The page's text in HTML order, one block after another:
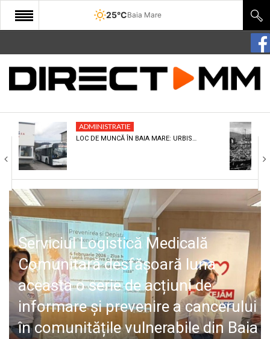
25°CBaia Mare
START
COMUNITATE
CULTURA
ECONOMIE
SANATATE
SPORT
SPECIAL
POLITIC
LIFE
ADMINISTRATIE
LOC DE MUNCĂ ÎN BAIA MARE: URBIS…
Serviciul Logistică Medicală
Comunitară desfășoară luna
aceasta o serie de acțiuni de
informare și prevenire a cancerului
în comunitățile vulnerabile din Baia